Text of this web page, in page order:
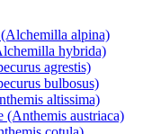
alpina)
hybrida)
agrestis)
bulbosus)
altissima)
(Anthemis austriaca)